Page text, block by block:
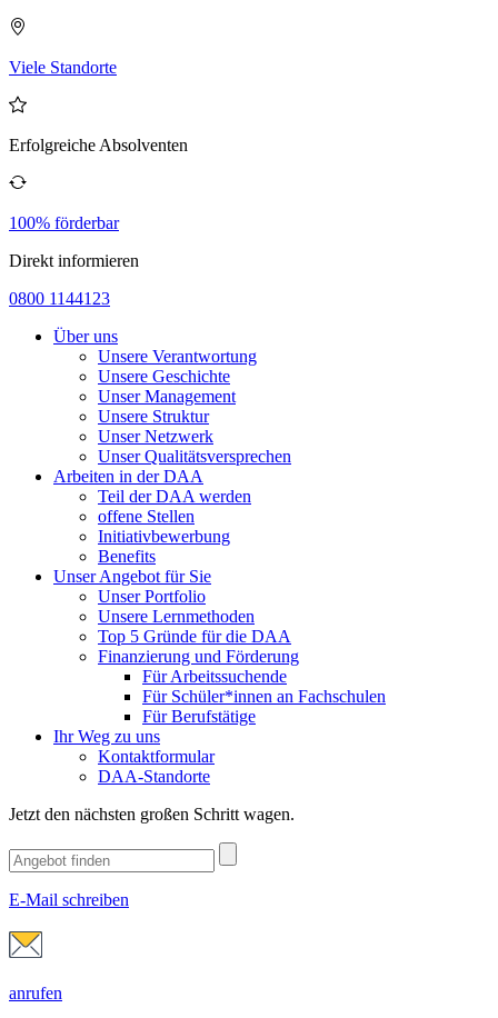
Viele Standorte
Erfolgreiche Absolventen
100% förderbar
Direkt informieren
0800 1144123
Über uns
Unsere Verantwortung
Unsere Geschichte
Unser Management
Unsere Struktur
Unser Netzwerk
Unser Qualitätsversprechen
Arbeiten in der DAA
Teil der DAA werden
offene Stellen
Initiativbewerbung
Benefits
Unser Angebot für Sie
Unser Portfolio
Unsere Lernmethoden
Top 5 Gründe für die DAA
Finanzierung und Förderung
Für Arbeitssuchende
Für Schüler*innen an Fachschulen
Für Berufstätige
Ihr Weg zu uns
Kontaktformular
DAA-Standorte
Jetzt den nächsten großen Schritt wagen.
E-Mail schreiben
anrufen